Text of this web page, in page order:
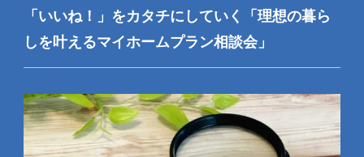
「いいね！」をカタチにしていく「理想の暮ら
しを叶えるマイホームプラン相談会」